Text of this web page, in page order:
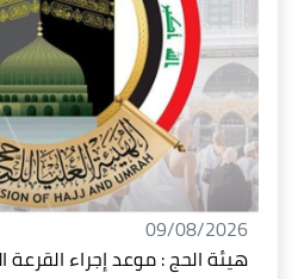
09/08/2026
هيئة الحج : موعد إجراء القرعة